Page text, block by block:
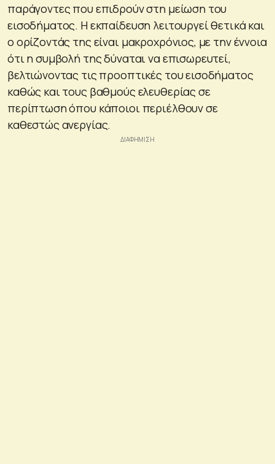
παράγοντες που επιδρούν στη μείωση του
εισοδήματος. Η εκπαίδευση λειτουργεί θετικά και
ο ορίζοντάς της είναι μακροχρόνιος, με την έννοια
ότι η συμβολή της δύναται να επισωρευτεί,
βελτιώνοντας τις προοπτικές του εισοδήματος
καθώς και τους βαθμούς ελευθερίας σε
περίπτωση όπου κάποιοι περιέλθουν σε
καθεστώς ανεργίας.